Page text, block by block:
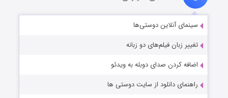
سینمای آنلاین دوستی‌ها
تغییر زبان فیلم‌های دو زبانه
اضافه کردن صدای دوبله به ویدئو
راهنمای دانلود از سایت دوستی ها